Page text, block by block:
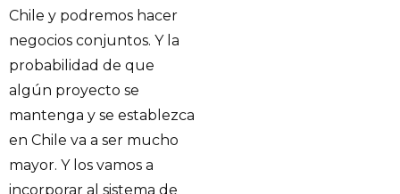
Chile y podremos hacer
negocios conjuntos. Y la
probabilidad de que
algún proyecto se
mantenga y se establezca
en Chile va a ser mucho
mayor. Y los vamos a
incorporar al sistema de